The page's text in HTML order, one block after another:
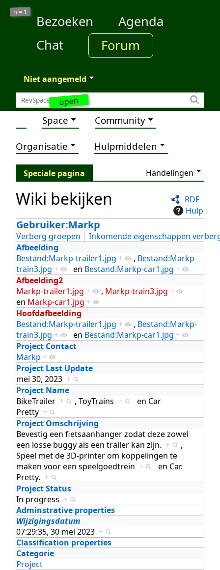
open
n = 1
Bezoeken
Agenda
Chat
Forum
Niet aangemeld
Space Community
Organisatie Hulpmiddelen
Speciale pagina Handelingen
RDF
Hulp
Wiki bekijken
Gebruiker:Markp
Verberg groepen
Inkomende eigenschappen
Afbeelding
Bestand:Markp-trailer1.jpg + , Bestand:Markp-
train3.jpg + en Bestand:Markp-car1.jpg +
Afbeelding2
Markp-trailer1.jpg + , Markp-train3.jpg +
en Markp-car1.jpg +
Hoofdafbeelding
Bestand:Markp-trailer1.jpg + , Bestand:Markp-
train3.jpg + en Bestand:Markp-car1.jpg +
Project Contact
Markp +
Project Last Update
mei 30, 2023 +
Project Name
BikeTrailer + , ToyTrains + en Car
Pretty +
Project Omschrijving
Bevestig een fietsaanhanger zodat deze zowel
een losse buggy als een trailer kan zijn. +
,
Speel met de 3D-printer om koppelingen te
maken voor een speelgoedtrein + en Car.
Pretty. +
Project Status
In progress +
Adminstrative properties
Wijzigingsdatum
07:29:35, 30 mei 2023 +
Classification properties
Categorie
Project